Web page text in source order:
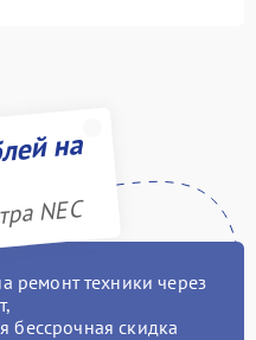
на
NEC
ремонт техники через
бессрочная скидка